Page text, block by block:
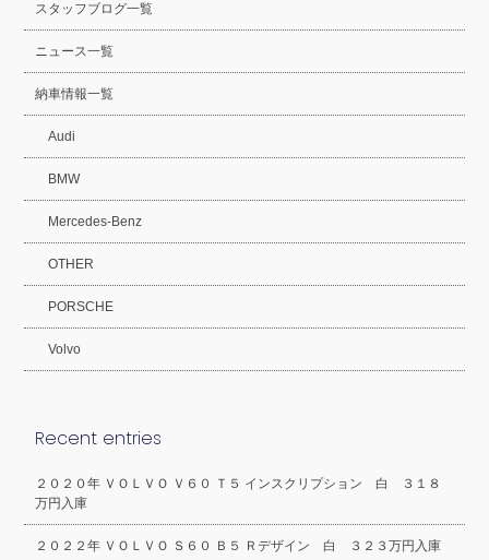
スタッフブログ一覧
ニュース一覧
納車情報一覧
Audi
BMW
Mercedes-Benz
OTHER
PORSCHE
Volvo
Recent entries
２０２０年 ＶＯＬＶＯ Ｖ６０ Ｔ５ インスクリプション 白 ３１８
万円入庫
２０２２年 ＶＯＬＶＯ Ｓ６０ Ｂ５ Ｒデザイン 白 ３２３万円入庫